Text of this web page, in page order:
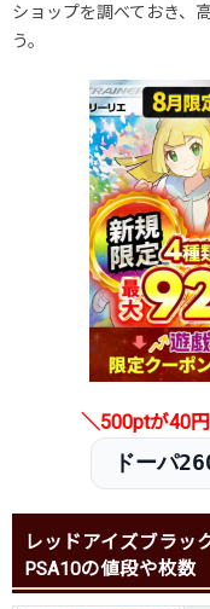
ショップを調べておき、
う。
＼500ptが40
ドーパ
レッドアイズブラッ
PSA10の値段や枚数